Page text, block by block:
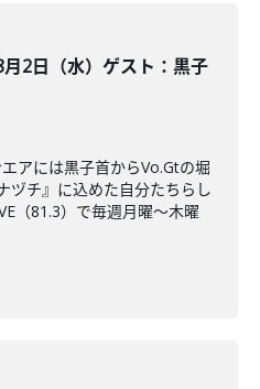
2日（水）ゲスト：黒子
アには黒子首からVo.Gtの堀
ヅチ』に込めた自分たちらし
（81.3）で毎週月曜～木曜